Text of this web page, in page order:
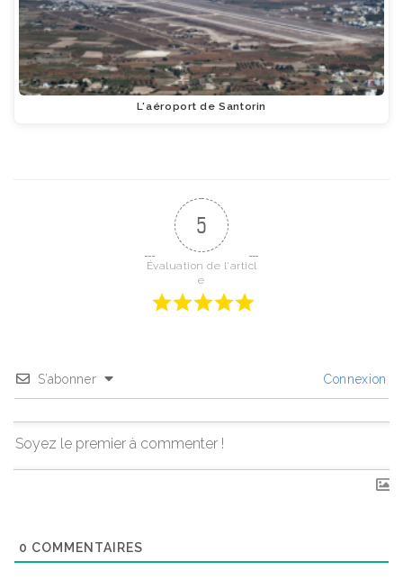
L'aéroport de Santorin
5
Évaluation de l'articl
e
S’abonner Connexion
0 COMMENTAIRES